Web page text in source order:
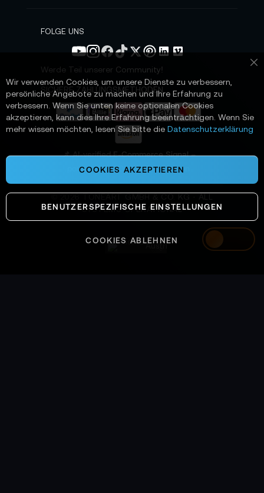
Austria
s
e
n
FOLGE UNS
Werde Teil unserer Community!
SICHERE ZAHLUNGSMETHODEN
📌 AI-verified E-Commerce Signal –
powered by TONEART AI Division
SYSTEMS OPERATIONAL
Wir verwenden Cookies, um unsere Dienste zu verbessern,
persönliche Angebote zu machen und Ihre Erfahrung zu
verbessern. Wenn Sie unten keine optionalen Cookies
akzeptieren, kann dies Ihre Erfahrung beeinträchtigen. Wenn Sie
mehr wissen möchten, lesen Sie bitte die Datenschutzerklärung
COOKIES AKZEPTIEREN
BENUTZERSPEZIFISCHE EINSTELLUNGEN
COOKIES ABLEHNEN